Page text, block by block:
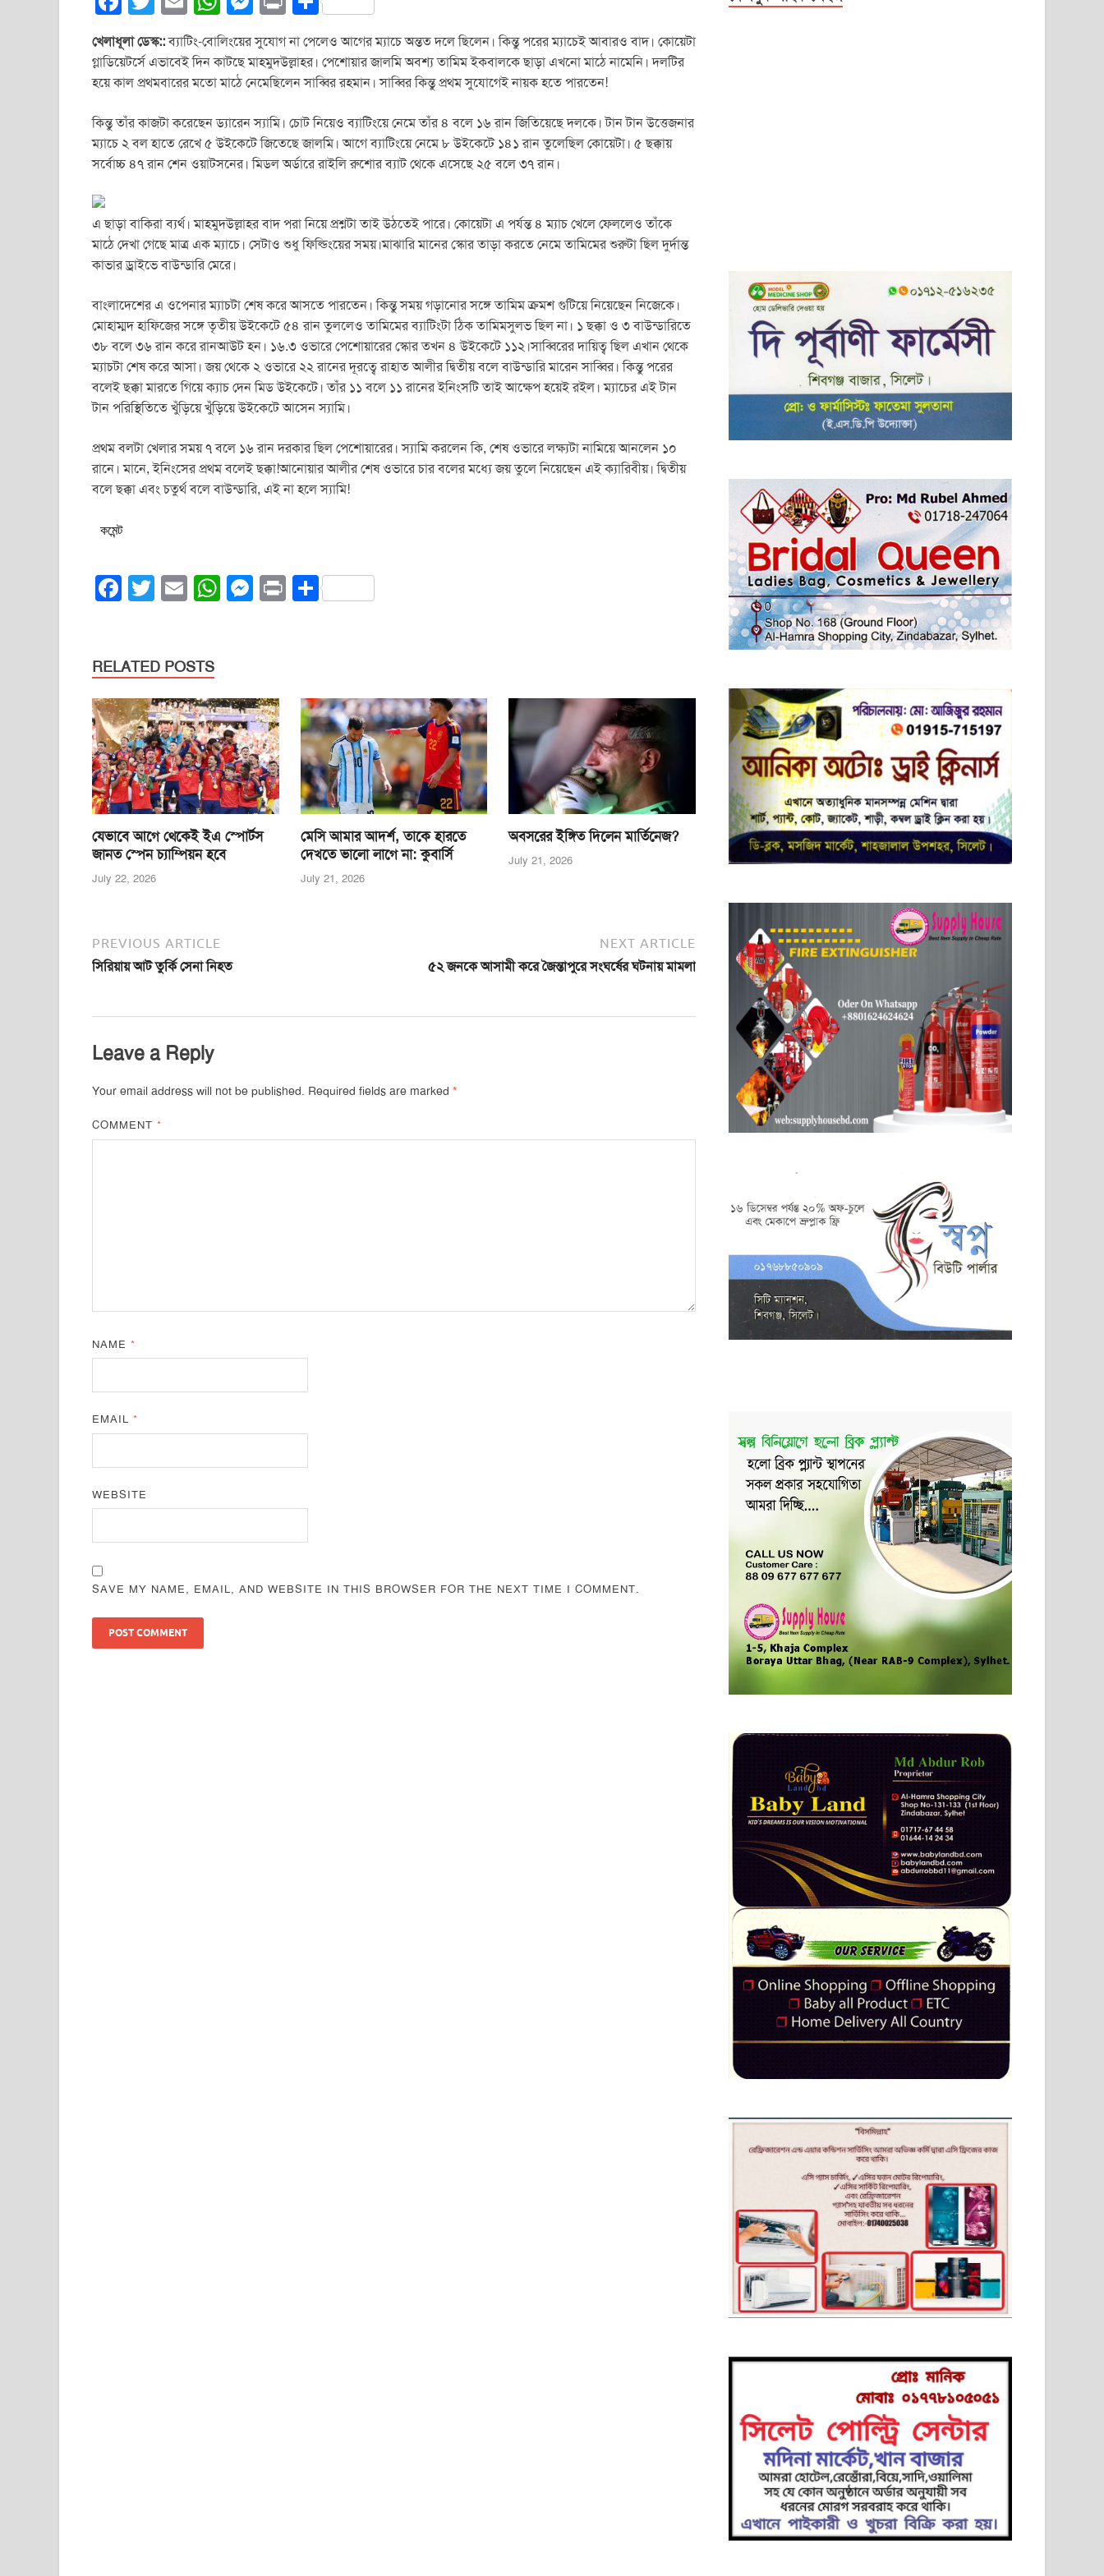
a
c
e
b
o
o
wi
tt
er
m
ail
h
at
s
p
p
ss
e
g
er
in
t
ar
e
খেলাধূলা ডেস্ক::ব্যাটিং-বোলিংয়ের সুযোগ না পেলেও আগের ম্যাচে অন্তত দলে ছিলেন। কিন্তু পরের ম্যাচেই আবারও বাদ। কোয়েটা
গ্লাডিয়েটর্সে এভাবেই দিন কাটছে মাহমুদউল্লাহর। পেশোয়ার জালমি অবশ্য তামিম ইকবালকে ছাড়া এখনো মাঠে নামেনি। দলটির
হয়ে কাল প্রথমবারের মতো মাঠে নেমেছিলেন সাব্বির রহমান। সাব্বির কিন্তু প্রথম সুযোগেই নায়ক হতে পারতেন!
কিন্তু তাঁর কাজটা করেছেন ড্যারেন স্যামি। চোট নিয়েও ব্যাটিংয়ে নেমে তাঁর ৪ বলে ১৬ রান জিতিয়েছে দলকে। টান টান উত্তেজনার
ম্যাচে ২ বল হাতে রেখে ৫ উইকেটে জিতেছে জালমি। আগে ব্যাটিংয়ে নেমে ৮ উইকেটে ১৪১ রান তুলেছিল কোয়েটা। ৫ ছক্কায়
সর্বোচ্চ ৪৭ রান শেন ওয়াটসনের। মিডল অর্ডারে রাইলি রুশোর ব্যাট থেকে এসেছে ২৫ বলে ৩৭ রান।
এ ছাড়া বাকিরা ব্যর্থ। মাহমুদউল্লাহর বাদ পরা নিয়ে প্রশ্নটা তাই উঠতেই পারে। কোয়েটা এ পর্যন্ত ৪ ম্যাচ খেলে ফেললেও তাঁকে
মাঠে দেখা গেছে মাত্র এক ম্যাচে। সেটাও শুধু ফিল্ডিংয়ের সময়।মাঝারি মানের স্কোর তাড়া করতে নেমে তামিমের শুরুটা ছিল দুর্দান্ত
কাভার ড্রাইভে বাউন্ডারি মেরে।
বাংলাদেশের এ ওপেনার ম্যাচটা শেষ করে আসতে পারতেন। কিন্তু সময় গড়ানোর সঙ্গে তামিম ক্রমশ গুটিয়ে নিয়েছেন নিজেকে।
মোহাম্মদ হাফিজের সঙ্গে তৃতীয় উইকেটে ৫৪ রান তুললেও তামিমের ব্যাটিংটা ঠিক তামিমসুলভ ছিল না। ১ ছক্কা ও ৩ বাউন্ডারিতে
৩৮ বলে ৩৬ রান করে রানআউট হন। ১৬.৩ ওভারে পেশোয়ারের স্কোর তখন ৪ উইকেটে ১১২।সাব্বিরের দায়িত্ব ছিল এখান থেকে
ম্যাচটা শেষ করে আসা। জয় থেকে ২ ওভারে ২২ রানের দূরত্বে রাহাত আলীর দ্বিতীয় বলে বাউন্ডারি মারেন সাব্বির। কিন্তু পরের
বলেই ছক্কা মারতে গিয়ে ক্যাচ দেন মিড উইকেটে। তাঁর ১১ বলে ১১ রানের ইনিংসটি তাই আক্ষেপ হয়েই রইল। ম্যাচের এই টান
টান পরিস্থিতিতে খুঁড়িয়ে খুঁড়িয়ে উইকেটে আসেন স্যামি।
প্রথম বলটা খেলার সময় ৭ বলে ১৬ রান দরকার ছিল পেশোয়ারের। স্যামি করলেন কি, শেষ ওভারে লক্ষ্যটা নামিয়ে আনলেন ১০
রানে। মানে, ইনিংসের প্রথম বলেই ছক্কা!আনোয়ার আলীর শেষ ওভারে চার বলের মধ্যে জয় তুলে নিয়েছেন এই ক্যারিবীয়। দ্বিতীয়
বলে ছক্কা এবং চতুর্থ বলে বাউন্ডারি, এই না হলে স্যামি!
কমেন্ট
F
e
b
o
o
k
T
er
E
W
A
p
p
M
n
g
er
Pr S
RELATED POSTS
যেভাবে আগে থেকেই ইএ স্পোর্টস
জানত স্পেন চ্যাম্পিয়ন হবে
July 22, 2026
মেসি আমার আদর্শ, তাকে হারতে
দেখতে ভালো লাগে না: কুবার্সি
July 21, 2026
অবসরের ইঙ্গিত দিলেন মার্তিনেজ?
July 21, 2026
PREVIOUS ARTICLE
সিরিয়ায় আট তুর্কি সেনা নিহত
NEXT ARTICLE
৫২ জনকে আসামী করে জৈন্তাপুরে সংঘর্ষের ঘটনায় মামলা
Leave a Reply
Your email address will not be published. Required fields are marked *
COMMENT*
NAME*
EMAIL*
WEBSITE
SAVE MY NAME, EMAIL, AND WEBSITE IN THIS BROWSER FOR THE NEXT TIME I COMMENT.